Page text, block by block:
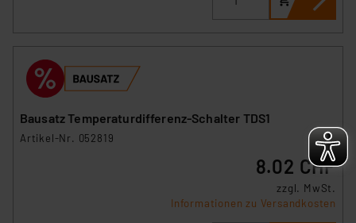
Bausatz Temperaturdifferenz-Schalter TDS1
Artikel-Nr. 052819
8.02 CHF
zzgl. MwSt.
Informationen zu Versandkosten